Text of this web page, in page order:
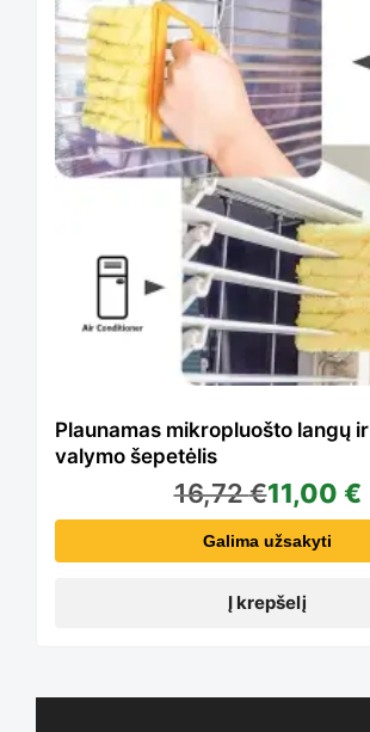
Plaunamas mikropluošto langų
valymo šepetėlis
16,72€11,00 €
Galima užsakyti
Į krepšelį